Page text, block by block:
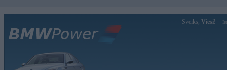
Sveiks, Viesi!